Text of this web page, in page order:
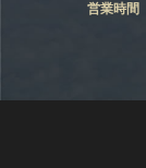
営業時間